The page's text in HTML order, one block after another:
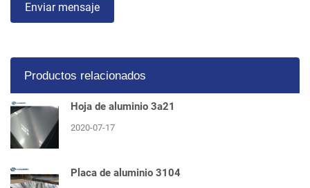
Enviar mensaje
Productos relacionados
Hoja de aluminio 3a21
2020-07-17
Placa de aluminio 3104